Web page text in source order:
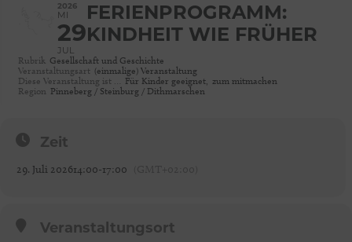
2026
MI
29
JUL
FERIENPROGRAMM:
KINDHEIT WIE FRÜHER
Rubrik Gesellschaft und Geschichte
Veranstaltungsart (einmalige) Veranstaltung
Diese Veranstaltung ist …
Für Kinder geeignet, zum mitmachen
Region Pinneberg / Steinburg / Dithmarschen
Zeit
29. Juli 202614:00-17:00
Veranstaltungsort